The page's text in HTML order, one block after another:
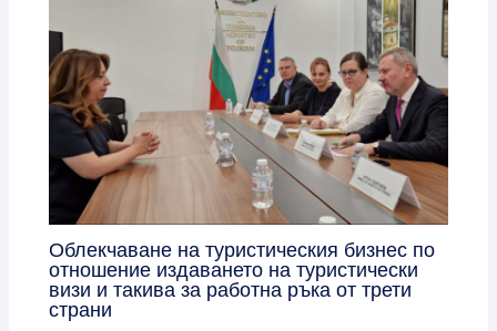
Облекчаване на туристическия бизнес по
отношение издаването на туристически
визи и такива за работна ръка от трети
страни